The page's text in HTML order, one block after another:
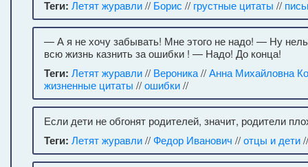
Теги: Летят журавли// Борис // грустные цитаты //
— А я не хочу забывать! Мне этого не надо! — Ну
всю жизнь казнить за ошибки ! — Надо! До конца!
Теги: Летят журавли// Вероника//Анна Михайловна
жизненные цитаты //ошибки//
Если дети не обгонят родителей, значит, родители
Теги: Летят журавли//Федор Иванович //отцы и дети//